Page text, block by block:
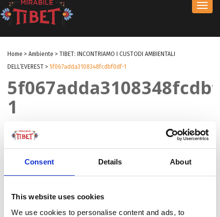
Consent Details About
This website uses cookies
We use cookies to personalise content and ads, to
Home > Ambiente > TIBET: INCONTRIAMO I CUSTODI AMBIENTALI
DELL’EVEREST > 5f067adda3108348fcdbf0df-1
1